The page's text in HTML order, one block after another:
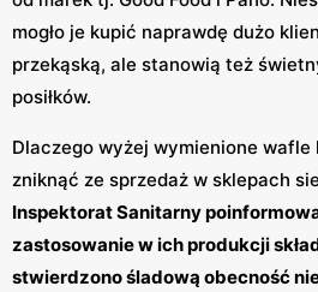
mogło je kupić naprawdę dużo
przekąską, ale stanowią też
posiłków.
Dlaczego wyżej wymienione wafle
zniknąć ze sprzedaż w sklepach
Inspektorat Sanitarny
zastosowanie w ich produkcji
stwierdzono śladową obecność